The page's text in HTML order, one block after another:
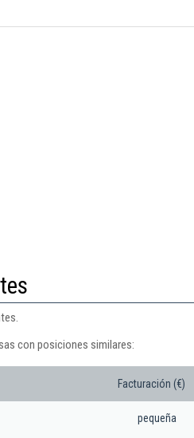
con posiciones similares:
Facturación (€)
pequeña